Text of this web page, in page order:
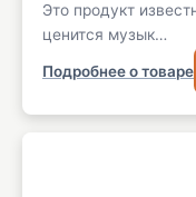
Это продукт
ценится музык…
Подробнее о товаре